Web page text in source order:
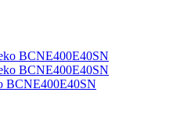
BCNE400E40SN